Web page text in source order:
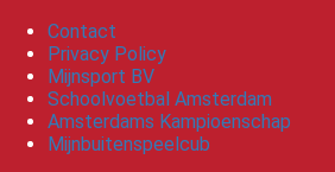
Contact
Privacy Policy
Mijnsport BV
Schoolvoetbal Amsterdam
Amsterdams Kampioenschap
Mijnbuitenspeelcub